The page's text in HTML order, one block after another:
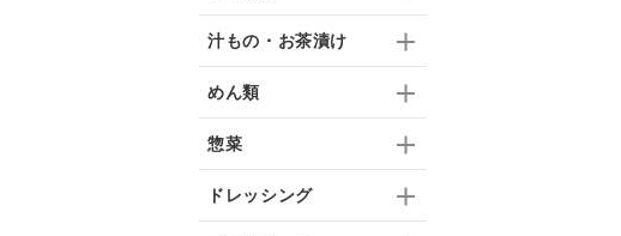
汁もの・お茶漬け
めん類
惣菜
ドレッシング